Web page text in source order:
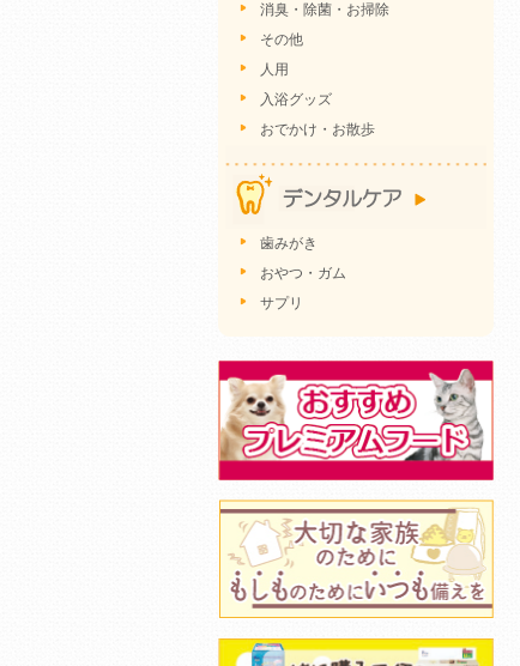
消臭・除菌・お掃除
その他
人用
入浴グッズ
おでかけ・お散歩
歯みがき
おやつ・ガム
サプリ